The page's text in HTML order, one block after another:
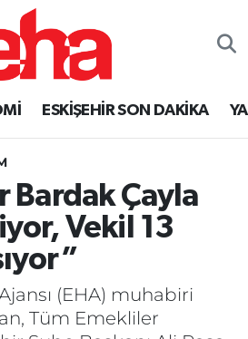
ESKİŞEHİR SON DAKİKA
Bardak Çayla
Vekil 13
(EHA) muhabiri
Tüm Emekliler